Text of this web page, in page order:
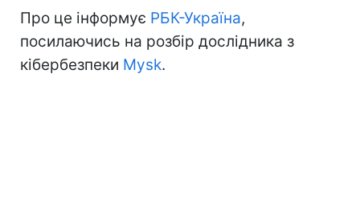
Про це інформує РБК-Україна,
посилаючись на розбір дослідника з
кібербезпеки Mysk.